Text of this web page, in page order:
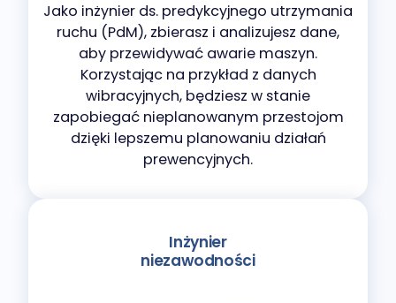
Jako inżynier ds. predykcyjnego utrzymania
ruchu (PdM), zbierasz i analizujesz dane,
aby przewidywać awarie maszyn.
Korzystając na przykład z danych
wibracyjnych, będziesz w stanie
zapobiegać nieplanowanym przestojom
dzięki lepszemu planowaniu działań
prewencyjnych.
Inżynier
niezawodności